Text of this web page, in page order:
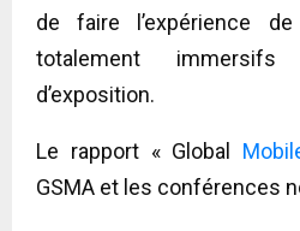
de faire l’expérience
totalement
d’exposition.
Le rapport « Global
GSMA et les conférences